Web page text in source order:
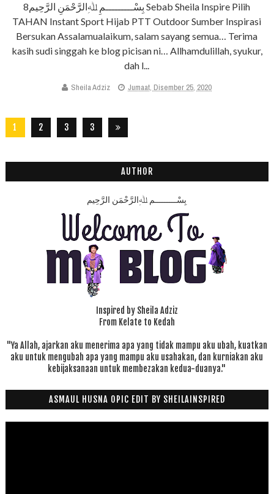
بِسْـــــــــمِ ﷲِالرَّحْمَنِ الرَّحِيم8 Sebab Sheila Inspire Pilih
TAHAN Instant Sport Hijab PTT Outdoor Sumber Inspirasi
Bersukan Assalamualaikum, salam sayang semua… Terima
kasih sudi singgah ke blog picisan ni… Allhamdulillah, syukur,
dah l...
Sheila Adziz Jumaat, Disember 25, 2020
1 2 3
3
AUTHOR
بِسْـــــــــمِ ﷲِالرَّحْمَنِ الرَّحِيم
Inspired by Sheila Adziz
From Kelate to Kedah
"Ya Allah, ajarkan aku menerima apa yang tidak mampu aku ubah, kuatkan
aku untuk mengubah apa yang mampu aku usahakan, dan kurniakan aku
kebijaksanaan untuk membezakan kedua-duanya."
ASMAUL HUSNA OPIC EDIT BY SHEILAINSPIRED